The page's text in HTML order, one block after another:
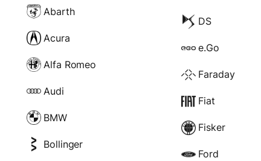
Abarth
Acura
Alfa Romeo
Audi
BMW
Bollinger
DS
e.Go
Faraday
Fiat
Fisker
Ford